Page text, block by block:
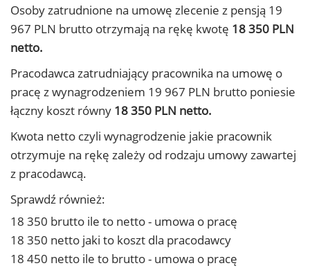
Osoby zatrudnione na umowę zlecenie z pensją 19
967 PLN brutto otrzymają na rękę kwotę 18 350 PLN
netto.
Pracodawca zatrudniający pracownika na umowę o
pracę z wynagrodzeniem 19 967 PLN brutto poniesie
łączny koszt równy 18 350 PLN netto.
Kwota netto czyli wynagrodzenie jakie pracownik
otrzymuje na rękę zależy od rodzaju umowy zawartej
z pracodawcą.
Sprawdź również:
18 350 brutto ile to netto - umowa o pracę
18 350 netto jaki to koszt dla pracodawcy
18 450 netto ile to brutto - umowa o pracę